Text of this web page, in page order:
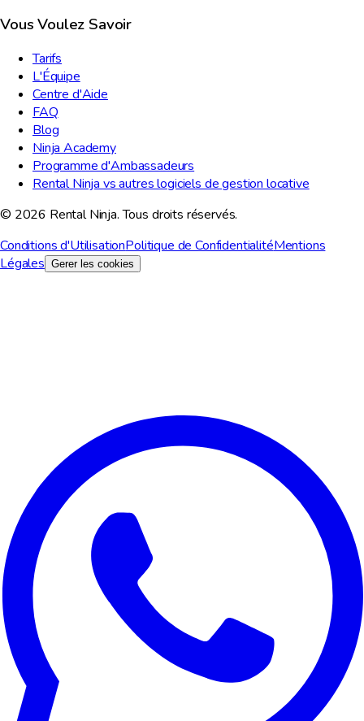
Vous Voulez Savoir
Tarifs
L'Équipe
Centre d'Aide
FAQ
Blog
Ninja Academy
Programme d'Ambassadeurs
Rental Ninja vs autres logiciels de gestion locative
© 2026 Rental Ninja. Tous droits réservés.
Conditions d'UtilisationPolitique de ConfidentialitéMentions
Légales Gerer les cookies
Nous utilisons des cookies pour ameliorer votre experience,
analyser le trafic du site et a des fins marketing. Vous pouvez
choisir les cookies a accepter.
Tout refuser Personnaliser